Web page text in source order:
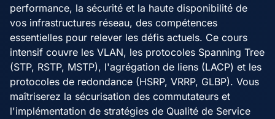
performance, la sécurité et la haute disponibilité de
vos infrastructures réseau, des compétences
essentielles pour relever les défis actuels. Ce cours
intensif couvre les VLAN, les protocoles Spanning Tree
(STP, RSTP, MSTP), l'agrégation de liens (LACP) et les
protocoles de redondance (HSRP, VRRP, GLBP). Vous
maîtriserez la sécurisation des commutateurs et
l'implémentation de stratégies de Qualité de Service